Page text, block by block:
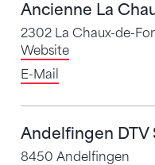
Ancienne La
2302 La Chaux-de-
Website
E-Mail
Andelfingen DTV
8450 Andelfingen